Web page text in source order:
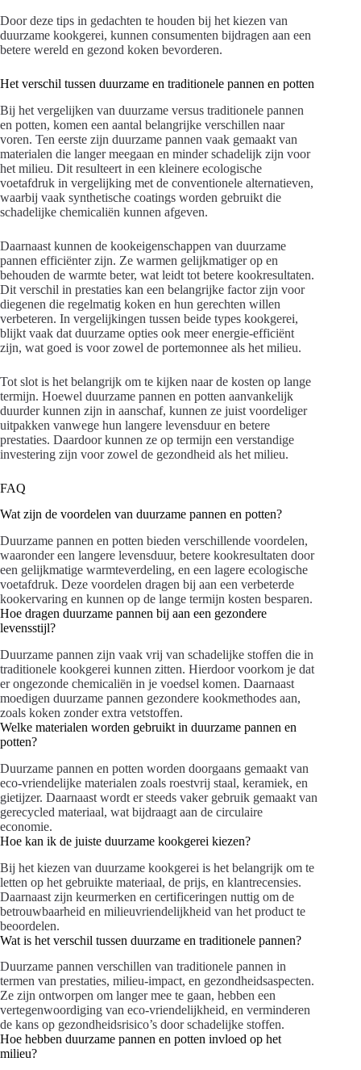
Door deze tips in gedachten te houden bij het kiezen van
duurzame kookgerei, kunnen consumenten bijdragen aan een
betere wereld en gezond koken bevorderen.
Het verschil tussen duurzame en traditionele pannen en potten
Bij het vergelijken van duurzame versus traditionele pannen
en potten, komen een aantal belangrijke verschillen naar
voren. Ten eerste zijn duurzame pannen vaak gemaakt van
materialen die langer meegaan en minder schadelijk zijn voor
het milieu. Dit resulteert in een kleinere ecologische
voetafdruk in vergelijking met de conventionele alternatieven,
waarbij vaak synthetische coatings worden gebruikt die
schadelijke chemicaliën kunnen afgeven.
Daarnaast kunnen de kookeigenschappen van duurzame
pannen efficiënter zijn. Ze warmen gelijkmatiger op en
behouden de warmte beter, wat leidt tot betere kookresultaten.
Dit verschil in prestaties kan een belangrijke factor zijn voor
diegenen die regelmatig koken en hun gerechten willen
verbeteren. In vergelijkingen tussen beide types kookgerei,
blijkt vaak dat duurzame opties ook meer energie-efficiënt
zijn, wat goed is voor zowel de portemonnee als het milieu.
Tot slot is het belangrijk om te kijken naar de kosten op lange
termijn. Hoewel duurzame pannen en potten aanvankelijk
duurder kunnen zijn in aanschaf, kunnen ze juist voordeliger
uitpakken vanwege hun langere levensduur en betere
prestaties. Daardoor kunnen ze op termijn een verstandige
investering zijn voor zowel de gezondheid als het milieu.
FAQ
Wat zijn de voordelen van duurzame pannen en potten?
Duurzame pannen en potten bieden verschillende voordelen,
waaronder een langere levensduur, betere kookresultaten door
een gelijkmatige warmteverdeling, en een lagere ecologische
voetafdruk. Deze voordelen dragen bij aan een verbeterde
kookervaring en kunnen op de lange termijn kosten besparen.
Hoe dragen duurzame pannen bij aan een gezondere
levensstijl?
Duurzame pannen zijn vaak vrij van schadelijke stoffen die in
traditionele kookgerei kunnen zitten. Hierdoor voorkom je dat
er ongezonde chemicaliën in je voedsel komen. Daarnaast
moedigen duurzame pannen gezondere kookmethodes aan,
zoals koken zonder extra vetstoffen.
Welke materialen worden gebruikt in duurzame pannen en
potten?
Duurzame pannen en potten worden doorgaans gemaakt van
eco-vriendelijke materialen zoals roestvrij staal, keramiek, en
gietijzer. Daarnaast wordt er steeds vaker gebruik gemaakt van
gerecycled materiaal, wat bijdraagt aan de circulaire
economie.
Hoe kan ik de juiste duurzame kookgerei kiezen?
Bij het kiezen van duurzame kookgerei is het belangrijk om te
letten op het gebruikte materiaal, de prijs, en klantrecensies.
Daarnaast zijn keurmerken en certificeringen nuttig om de
betrouwbaarheid en milieuvriendelijkheid van het product te
beoordelen.
Wat is het verschil tussen duurzame en traditionele pannen?
Duurzame pannen verschillen van traditionele pannen in
termen van prestaties, milieu-impact, en gezondheidsaspecten.
Ze zijn ontworpen om langer mee te gaan, hebben een
vertegenwoordiging van eco-vriendelijkheid, en verminderen
de kans op gezondheidsrisico’s door schadelijke stoffen.
Hoe hebben duurzame pannen en potten invloed op het
milieu?